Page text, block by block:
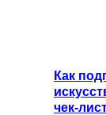
Как
чек-